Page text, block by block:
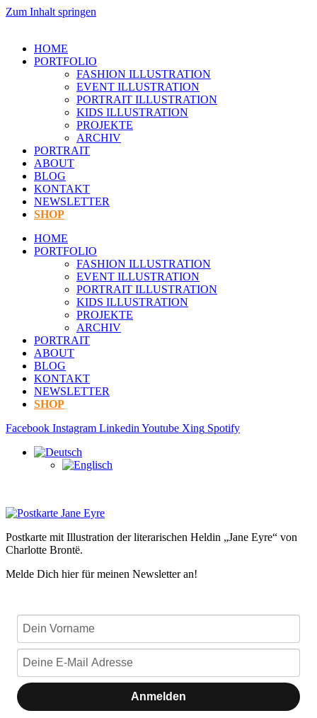
Zum Inhalt springen
HOME
PORTFOLIO
FASHION ILLUSTRATION
EVENT ILLUSTRATION
PORTRAIT ILLUSTRATION
KIDS ILLUSTRATION
PROJEKTE
ARCHIV
PORTRAIT
ABOUT
BLOG
KONTAKT
NEWSLETTER
SHOP
HOME
PORTFOLIO
FASHION ILLUSTRATION
EVENT ILLUSTRATION
PORTRAIT ILLUSTRATION
KIDS ILLUSTRATION
PROJEKTE
ARCHIV
PORTRAIT
ABOUT
BLOG
KONTAKT
NEWSLETTER
SHOP
Facebook Instagram Linkedin Youtube Xing Spotify
Postkarte mit Illustration der literarischen Heldin „Jane Eyre“ von
Charlotte Brontë.
Melde Dich hier für meinen Newsletter an!
Anmelden